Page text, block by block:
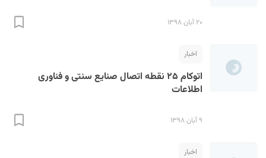
۲۰ آبان ۱۳۹۸
اخبار
اتوکام ۲۵ نقطه اتصال صنایع سنتی و فناوری
اطلاعات
۹ آبان ۱۳۹۸
اخبار